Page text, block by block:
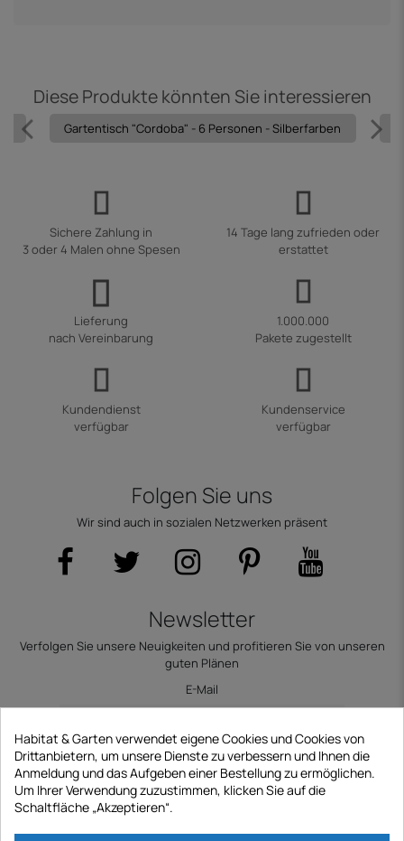
Diese Produkte könnten Sie interessieren
Gartentisch "Cordoba" - 6 Personen - Silberfarben
Sichere Zahlung in
3 oder 4 Malen ohne Spesen
14 Tage lang zufrieden oder
erstattet
Lieferung
nach Vereinbarung
1.000.000
Pakete zugestellt
Kundendienst
verfügbar
Kundenservice
verfügbar
Folgen Sie uns
Wir sind auch in sozialen Netzwerken präsent
Newsletter
Verfolgen Sie unsere Neuigkeiten und profitieren Sie von unseren
guten Plänen
E-Mail
Abonnieren
Habitat & Garten verwendet eigene Cookies und Cookies von
Drittanbietern, um unsere Dienste zu verbessern und Ihnen die
Anmeldung und das Aufgeben einer Bestellung zu ermöglichen.
Um Ihrer Verwendung zuzustimmen, klicken Sie auf die
Schaltfläche „Akzeptieren“.